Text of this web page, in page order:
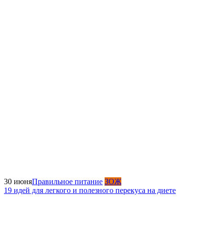
30 июняПравильное питание ЗОЖ
19 идей для легкого и полезного перекуса на диете